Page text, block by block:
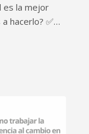
es la mejor
hacerlo? ✅…